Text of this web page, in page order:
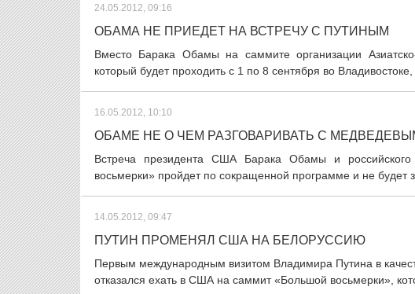
24.05.2012, 09:16
ОБАМА НЕ ПРИЕДЕТ НА ВСТРЕЧУ С ПУТИНЫМ
Вместо Барака Обамы на саммите организации Азиатско-
который будет проходить с 1 по 8 сентября во
16.05.2012, 10:10
ОБАМЕ НЕ О ЧЕМ РАЗГОВАРИВАТЬ С
Встреча президента США Барака Обамы и
восьмерки» пройдет по сокращенной программе и не будет
14.05.2012, 09:47
ПУТИН ПРОМЕНЯЛ США НА БЕЛОРУССИЮ
Первым международным визитом Владимира Путина в
отказался ехать в США на саммит «Большой восьмерки»,